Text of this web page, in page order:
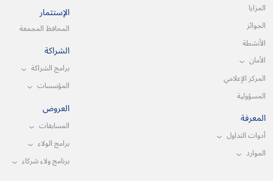
المزايا
الجوائز
الأنشطة
الأمان
المركز الإعلامي
المسؤولية
المعرفة
أدوات التداول
الموارد
الإستثمار
المحافظ المجمعة
الشراكة
برامج الشراكة
المؤسسات
العروض
المسابقات
برامج الولاء
برنامج ولاء شركاء